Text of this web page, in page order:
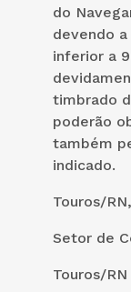
do
devendo
inferior a
timbrado
poderão
também
indicado.
Touros/
Setor de
Touros/RN